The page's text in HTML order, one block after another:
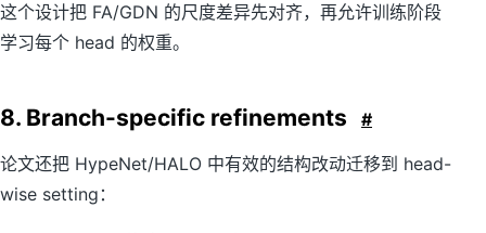
a
这个设计把 FA/GDN 的尺度差异先对齐，再允许训练阶段
学习每个 head 的权重。
8. Branch-specific refinements #
论文还把 HypeNet/HALO 中有效的结构改动迁移到 head-
wise setting：